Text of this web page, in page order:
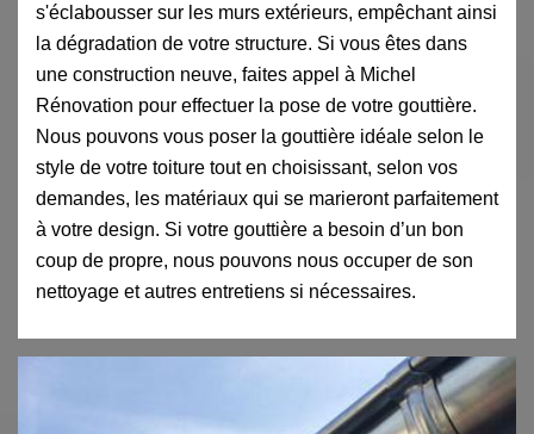
s'éclabousser sur les murs extérieurs, empêchant ainsi
la dégradation de votre structure. Si vous êtes dans
une construction neuve, faites appel à Michel
Rénovation pour effectuer la pose de votre gouttière.
Nous pouvons vous poser la gouttière idéale selon le
style de votre toiture tout en choisissant, selon vos
demandes, les matériaux qui se marieront parfaitement
à votre design. Si votre gouttière a besoin d’un bon
coup de propre, nous pouvons nous occuper de son
nettoyage et autres entretiens si nécessaires.